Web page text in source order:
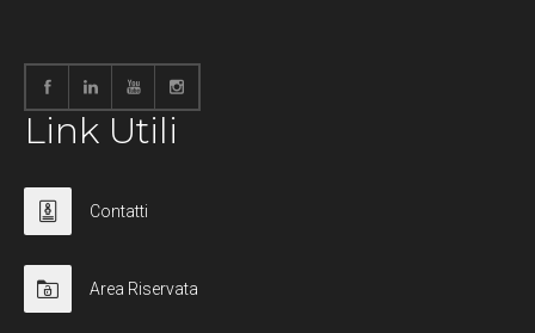
Link Utili
Contatti
Area Riservata